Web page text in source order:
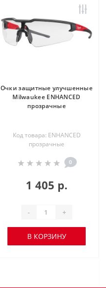
Очки защитные улучшенные
Milwaukee ENHANCED
прозрачные
Код товара: ENHANCED
прозрачные
0
1 405 р.
- +
В КОРЗИНУ